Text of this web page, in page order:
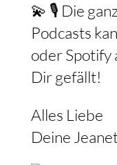
💫 🎙️ Die
Podcasts
oder Spotify
Dir gefällt!
Alles Liebe
Deine